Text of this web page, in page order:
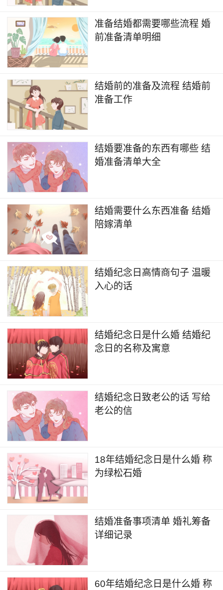
准备结婚都需要哪些流程 婚
前准备清单明细
结婚前的准备及流程 结婚前
准备工作
结婚要准备的东西有哪些 结
婚准备清单大全
结婚需要什么东西准备 结婚
陪嫁清单
结婚纪念日高情商句子 温暖
入心的话
结婚纪念日是什么婚 结婚纪
念日的名称及寓意
结婚纪念日致老公的话 写给
老公的信
18年结婚纪念日是什么婚 称
为绿松石婚
结婚准备事项清单 婚礼筹备
详细记录
60年结婚纪念日是什么婚 称